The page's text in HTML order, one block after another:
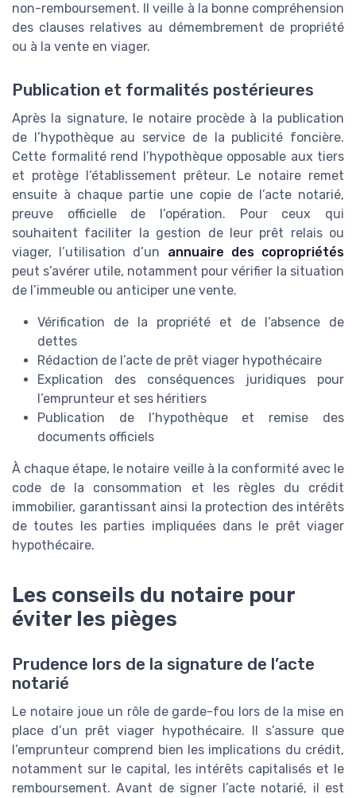
non-remboursement. Il veille à la bonne compréhension
des clauses relatives au démembrement de propriété
ou à la vente en viager.
Publication et formalités postérieures
Après la signature, le notaire procède à la publication
de l’hypothèque au service de la publicité foncière.
Cette formalité rend l’hypothèque opposable aux tiers
et protège l’établissement prêteur. Le notaire remet
ensuite à chaque partie une copie de l’acte notarié,
preuve officielle de l’opération. Pour ceux qui
souhaitent faciliter la gestion de leur prêt relais ou
viager, l’utilisation d’un annuaire des copropriétés
peut s’avérer utile, notamment pour vérifier la situation
de l’immeuble ou anticiper une vente.
Vérification de la propriété et de l’absence de
dettes
Rédaction de l’acte de prêt viager hypothécaire
Explication des conséquences juridiques pour
l’emprunteur et ses héritiers
Publication de l’hypothèque et remise des
documents officiels
À chaque étape, le notaire veille à la conformité avec le
code de la consommation et les règles du crédit
immobilier, garantissant ainsi la protection des intérêts
de toutes les parties impliquées dans le prêt viager
hypothécaire.
Les conseils du notaire pour
éviter les pièges
Prudence lors de la signature de l’acte
notarié
Le notaire joue un rôle de garde-fou lors de la mise en
place d’un prêt viager hypothécaire. Il s’assure que
l’emprunteur comprend bien les implications du crédit,
notamment sur le capital, les intérêts capitalisés et le
remboursement. Avant de signer l’acte notarié, il est